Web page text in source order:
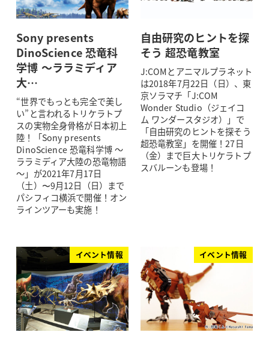
Sony presents
DinoScience 恐竜科
学博 ～ララミディア
大…
“世界でもっとも完全で美し
い”と言われるトリケラトプ
スの実物全身骨格が日本初上
陸！「Sony presents
DinoScience 恐竜科学博 ～
ララミディア大陸の恐竜物語
～」が2021年7月17日
（土）〜9月12日（日）まで
パシフィコ横浜で開催！オン
ラインツアーも実施！
自由研究のヒントを探
そう 超恐竜教室
J:COMとアニマルプラネット
は2018年7月22日（日）、東
京ソラマチ「J:COM
Wonder Studio（ジェイコ
ム ワンダースタジオ）」で
「自由研究のヒントを探そう
超恐竜教室」を開催！27日
（金）まで巨大トリケラトプ
スバルーンも登場！
イベント情報 イベント情報